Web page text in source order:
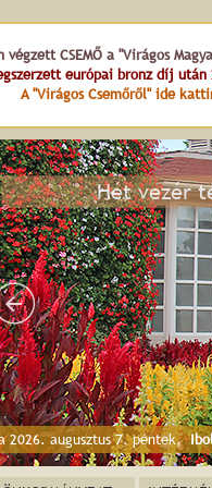
CSEMŐ a "Virágos
európai bronz díj után
A "Virágos Csemőről" ide
2026. augusztus 7. péntek,